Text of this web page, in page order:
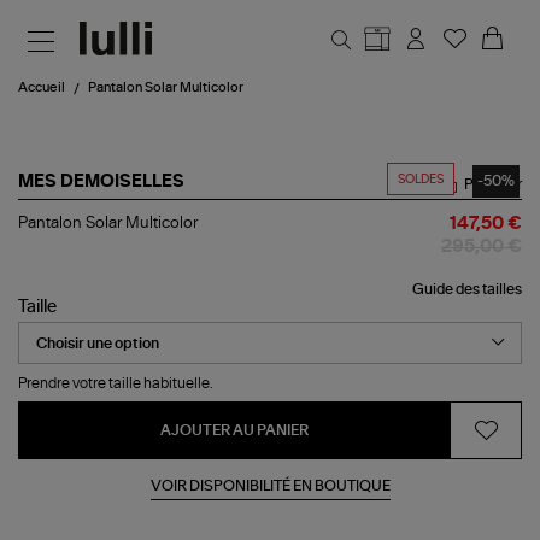
Accueil Pantalon Solar Multicolor
SOLDES -50%
MES DEMOISELLES
Pantalon
Partager
Pantalon Solar Multicolor 147,50 €
Guide des tailles
Taille
Prendre votre taille habituelle.
AJOUTER AU PANIER
VOIR DISPONIBILITÉ EN BOUTIQUE